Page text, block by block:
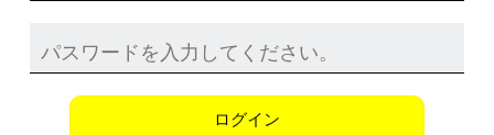
ログイン